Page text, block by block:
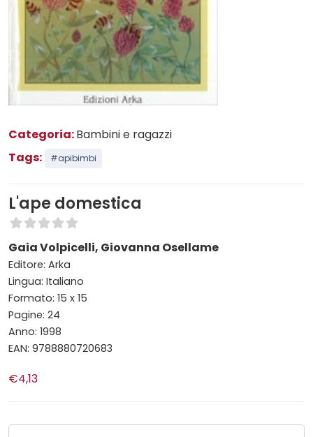
Categoria:Bambini e ragazzi
Tags:
#apibimbi
L'ape domestica
Gaia Volpicelli, Giovanna Osellame
Editore: Arka
Lingua: Italiano
Formato: 15 x 15
Pagine: 24
Anno: 1998
EAN: 9788880720683
€4,13